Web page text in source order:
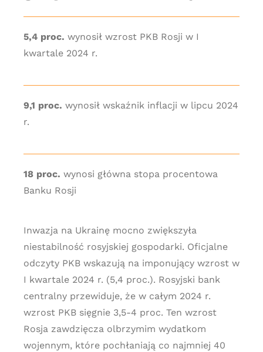
5,4 proc. wynosił wzrost PKB Rosji w I
kwartale 2024 r.
9,1 proc. wynosił wskaźnik inflacji w lipcu 2024
r.
18 proc. wynosi główna stopa procentowa
Banku Rosji
Inwazja na Ukrainę mocno zwiększyła
niestabilność rosyjskiej gospodarki. Oficjalne
odczyty PKB wskazują na imponujący wzrost w
I kwartale 2024 r. (5,4 proc.). Rosyjski bank
centralny przewiduje, że w całym 2024 r.
wzrost PKB sięgnie 3,5-4 proc. Ten wzrost
Rosja zawdzięcza olbrzymim wydatkom
wojennym, które pochłaniają co najmniej 40